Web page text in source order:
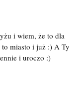
i wiem, że to dla
to miasto i już :) A Ty
i uroczo :)